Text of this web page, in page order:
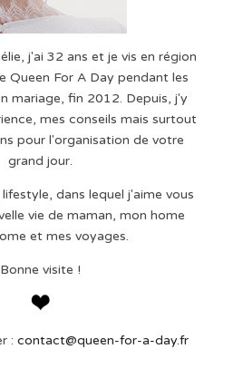
j'ai 32 ans et je vis en région
Queen For A Day pendant les
mariage, fin 2012. Depuis, j'y
mes conseils mais surtout
pour l'organisation de votre
grand jour.
dans lequel j'aime vous
vie de maman, mon home
et mes voyages.
Bonne visite !
: contact@queen-for-a-day.fr